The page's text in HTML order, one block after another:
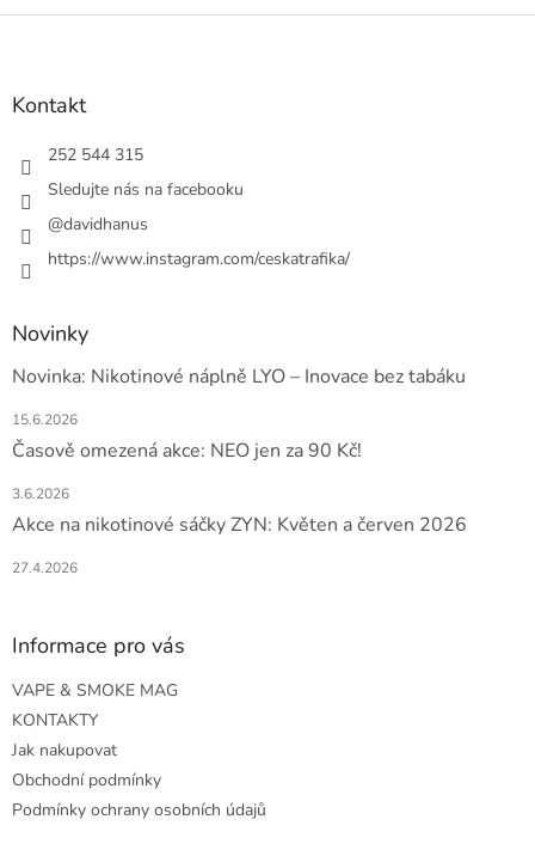
Z
Kontakt
252 544 315
Sledujte nás na facebooku
@davidhanus
https://www.instagram.com/ceskatrafika/
Novinky
Novinka: Nikotinové náplně LYO – Inovace bez tabáku
15.6.2026
Časově omezená akce: NEO jen za 90 Kč!
3.6.2026
Akce na nikotinové sáčky ZYN: Květen a červen 2026
27.4.2026
Informace pro vás
VAPE & SMOKE MAG
KONTAKTY
Jak nakupovat
Obchodní podmínky
Podmínky ochrany osobních údajů